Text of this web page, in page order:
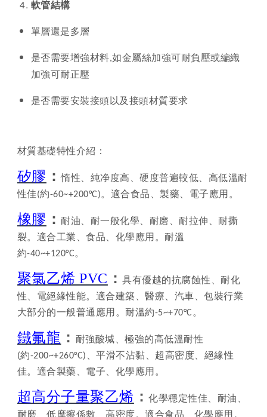
軟管結構
單層還是多層
是否需要增強材料,如金屬絲加強可耐負壓或編織
加強可耐正壓
是否需要安裝接頭以及接頭材質要求
材質基礎特性介紹：
矽膠 ：惰性、純净度高、硬度普遍較低、高低溫耐
性佳(約-60~+200°C)。適合食品、製藥、電子應用。
橡膠 ：耐油、耐一般化學、耐磨、耐拉伸、耐撕
裂。適合工業、食品、化學應用。耐溫
約-40~+120°C。
聚氯乙烯 PVC ：具有優越的抗腐蝕性、耐化
性、電絕緣性能。適合建築、醫療、汽車、包裝行業
大部分的一般普通應用。耐溫約-5~+70°C。
鐵氟龍 ：
耐強酸堿、極強的高低溫耐性
(約-200~+260°C) 、平滑不沾黏、超高密度、絕緣性
佳。適合製藥、電子、化學應用。
超高分子量聚乙烯 ：化學穩定性佳、 耐油
耐磨、低摩擦係數、高密度。適合食品、化學應用。